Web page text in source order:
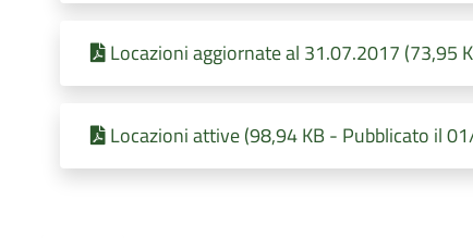
Locazioni aggiornate al 31.07.2017 (73,95
Locazioni attive (98,94 KB - Pubblicato il